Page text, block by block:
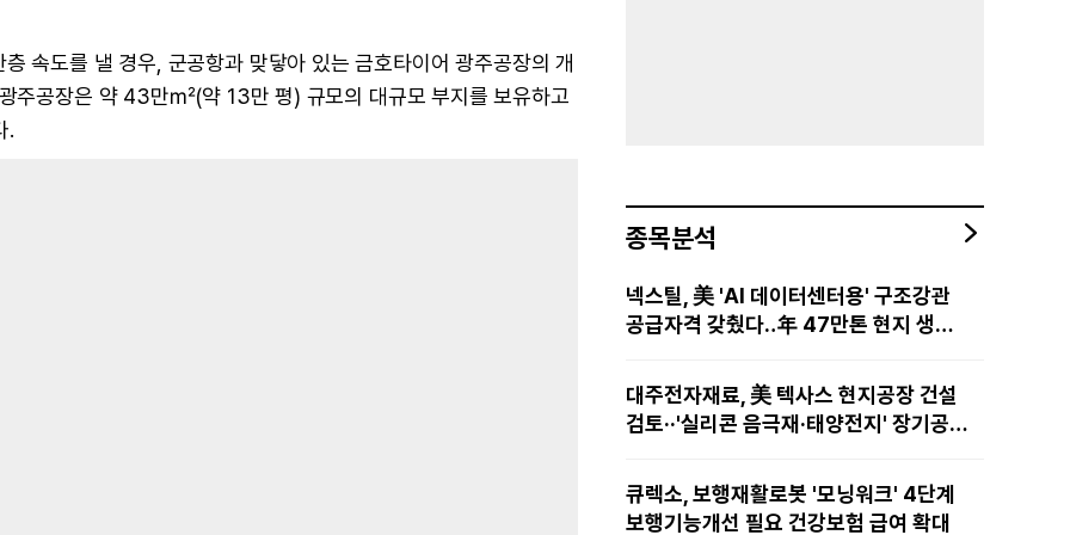
속도를 낼 경우, 군공항과 맞닿아 있는 금호타이어 광주공장의 개
주공장은 약 43만㎡(약 13만 평) 규모의 대규모 부지를 보유하고
.
종목분석
넥스틸, 美 'AI 데이터센터용' 구조강관
공급자격 갖췄다‥年 47만톤 현지 생산
대주전자재료, 美 텍사스 현지공장 건설
검토··'실리콘 음극재·태양전지' 장기공급
큐렉소, 보행재활로봇 '모닝워크' 4단계
보행기능개선 필요 건강보험 급여 확대